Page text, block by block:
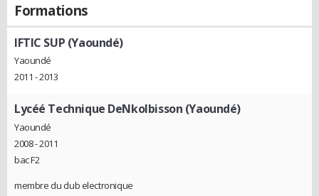
Formations
IFTIC SUP (Yaoundé)
Yaoundé
2011 - 2013
Lycéé Technique DeNkolbisson (Yaoundé)
Yaoundé
2008 - 2011
bac F2
membre du club electronique